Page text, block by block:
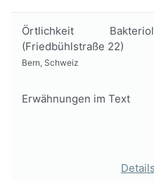
Örtlichkeit
(Friedbühlstraße 22)
Bern, Schweiz
Erwähnungen im Text
Details